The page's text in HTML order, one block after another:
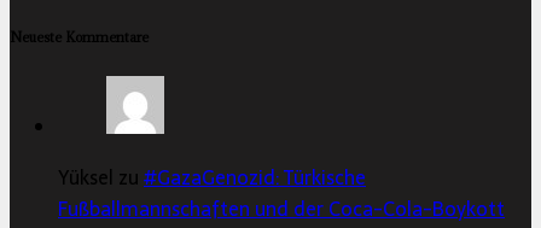
Neueste Kommentare
Yüksel zu#GazaGenozid: Türkische
Fußballmannschaften und der Coca-Cola-Boykott